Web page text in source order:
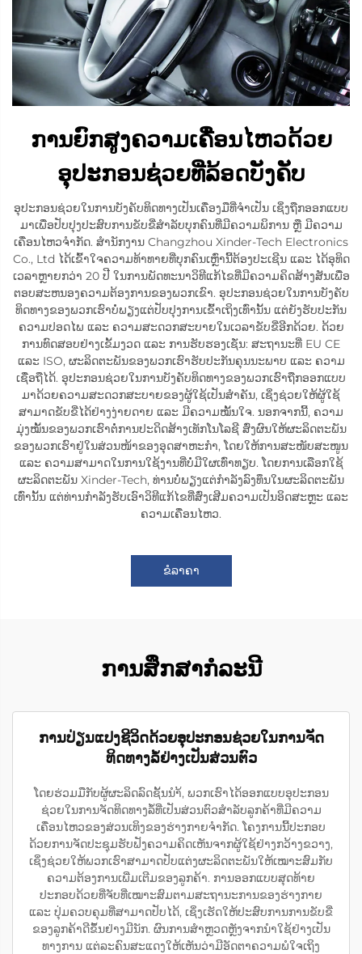
ການຍົກສູງຄວາມເຄື່ອນໄຫວດ້ວຍ
ອຸປະກອນຊ່ວຍທີ່ລ້ອດບັງຄັບ
ອຸປະກອນຊ່ວຍໃນການບັງຄັບທິດທາງເປັນເຄື່ອງມືທີ່ຈຳເປັນ ເຊິ່ງຖືກອອກແບບ
ມາເພື່ອປັບປຸງປະສົບການຂັບຂີ່ສຳລັບບຸກຄົນທີ່ມີຄວາມພິການ ຫຼື ມີຄວາມ
ເຄື່ອນໄຫວຈຳກັດ. ສຳນັກງານ Changzhou Xinder-Tech Electronics
Co., Ltd ໄດ້ເຂົ້າໃຈຄວາມທ້າທາຍທີ່ບຸກຄົນເຫຼົ່ານີ້ຕ້ອງປະເຊີນ ແລະ ໄດ້ອຸທິດ
ເວລາຫຼາຍກວ່າ 20 ປີ ໃນການພັດທະນາວິທີແກ້ໄຂທີ່ມີຄວາມຄິດສ້າງສັນເພື່ອ
ຕອບສະຫນອງຄວາມຕ້ອງການຂອງພວກເຂົາ. ອຸປະກອນຊ່ວຍໃນການບັງຄັບ
ທິດທາງຂອງພວກເຮົາບໍ່ພຽງແຕ່ປັບປຸງການເຂົ້າເຖິງເທົ່ານັ້ນ ແຕ່ຍັງຮັບປະກັນ
ຄວາມປອດໄພ ແລະ ຄວາມສະດວກສະບາຍໃນເວລາຂັບຂີ່ອີກດ້ວຍ. ດ້ວຍ
ການທົດສອບຢ່າງເຂັ້ມງວດ ແລະ ການຮັບຮອງເຊັ່ນ: ສະຖານະທີ່ EU CE
ແລະ ISO, ຜະລິດຕະພັນຂອງພວກເຮົາຮັບປະກັນຄຸນນະພາບ ແລະ ຄວາມ
ເຊື່ອຖືໄດ້. ອຸປະກອນຊ່ວຍໃນການບັງຄັບທິດທາງຂອງພວກເຮົາຖືກອອກແບບ
ມາດ້ວຍຄວາມສະດວກສະບາຍຂອງຜູ້ໃຊ້ເປັນສຳຄັນ, ເຊິ່ງຊ່ວຍໃຫ້ຜູ້ໃຊ້
ສາມາດຂັບຂີ່ໄດ້ຢ່າງງ່າຍດາຍ ແລະ ມີຄວາມໝັ້ນໃຈ. ນອກຈາກນີ້, ຄວາມ
ມຸ່ງໝັ້ນຂອງພວກເຮົາຕໍ່ການປະດິດສ້າງເທັກໂນໂລຊີ ສົ່ງຜົນໃຫ້ຜະລິດຕະພັນ
ຂອງພວກເຮົາຢູ່ໃນສ່ວນໜ້າຂອງອຸດສາຫະກຳ, ໂດຍໃຫ້ການສະໜັບສະໜູນ
ແລະ ຄວາມສາມາດໃນການໃຊ້ງານທີ່ບໍ່ມີໃຜເທົ່າທຽບ. ໂດຍການເລືອກໃຊ້
ຜະລິດຕະພັນ Xinder-Tech, ທ່ານບໍ່ພຽງແຕ່ກຳລັງລົງທຶນໃນຜະລິດຕະພັນ
ເທົ່ານັ້ນ ແຕ່ທ່ານກຳລັງຮັບເອົາວິທີແກ້ໄຂທີ່ສົ່ງເສີມຄວາມເປັນອິດສະຫຼະ ແລະ
ຄວາມເຄື່ອນໄຫວ.
ຂໍລາຄາ
ການສຶກສາກໍລະນີ
ການປ່ຽນແປງຊີວິດດ້ວຍອຸປະກອນຊ່ວຍໃນການຈັດ
ທິດທາງລໍ້ຢ່າງເປັນສ່ວນຕົວ
ໂດຍຮ່ວມມືກັບຜູ້ຜະລິດລົດຊັ້ນນຳ້, ພວກເຮົາໄດ້ອອກແບບອຸປະກອນ
ຊ່ວຍໃນການຈັດທິດທາງລໍ້ທີ່ເປັນສ່ວນຕົວສຳລັບລູກຄ້າທີ່ມີຄວາມ
ເຄື່ອນໄຫວຂອງສ່ວນເທິງຂອງຮ່າງກາຍຈຳກັດ. ໂຄງການນີ້ປະກອບ
ດ້ວຍການຈັດປະຊຸມຮັບຟັງຄວາມຄິດເຫັນຈາກຜູ້ໃຊ້ຢ່າງກວ້າງຂວາງ,
ເຊິ່ງຊ່ວຍໃຫ້ພວກເຮົາສາມາດປັບແຕ່ງຜະລິດຕະພັນໃຫ້ເໝາະສົມກັບ
ຄວາມຕ້ອງການເພີ່ມເຕີມຂອງລູກຄ້າ. ການອອກແບບສຸດທ້າຍ
ປະກອບດ້ວຍທີ່ຈັບທີ່ເໝາະສົມຕາມສະຖານະການຂອງຮ່າງກາຍ
ແລະ ປຸ່ມຄວບຄຸມທີ່ສາມາດປັບໄດ້, ເຊິ່ງເຮັດໃຫ້ປະສົບການການຂັບຂີ່
ຂອງລູກຄ້າດີຂຶ້ນຢ່າງມີນັກ. ຜົນການສຳຫຼວດຫຼັງຈາກນຳໃຊ້ຢ່າງເປັນ
ທາງການ ແຕ່ລະຄົນສະແດງໃຫ້ເຫັນວ່າມີອັດຕາຄວາມພໍໃຈເຖິງ